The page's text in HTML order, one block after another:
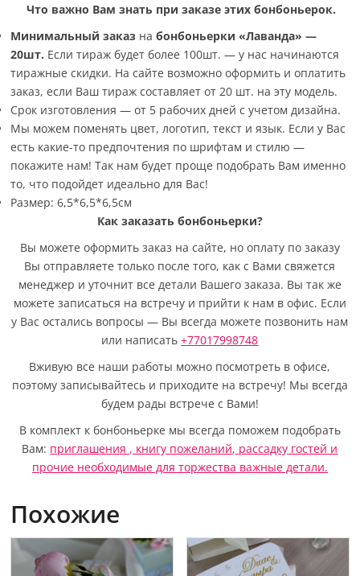
Что важно Вам знать при заказе этих бонбоньерок.
Минимальный заказ набонбоньерки «Лаванда» —
20шт. Если тираж будет более 100шт. — у нас начинаются
тиражные скидки. На сайте возможно оформить и оплатить
заказ, если Ваш тираж составляет от 20 шт. на эту модель.
Срок изготовления — от 5 рабочих дней с учетом дизайна.
Мы можем поменять цвет, логотип, текст и язык. Если у Вас
есть какие-то предпочтения по шрифтам и стилю —
покажите нам! Так нам будет проще подобрать Вам именно
то, что подойдет идеально для Вас!
Размер: 6,5*6,5*6,5см
Как заказать бонбоньерки?
Вы можете оформить заказ на сайте, но оплату по заказу
Вы отправляете только после того, как с Вами свяжется
менеджер и уточнит все детали Вашего заказа. Вы так же
можете записаться на встречу и прийти к нам в офис. Если
у Вас остались вопросы — Вы всегда можете позвонить нам
или написать+77017998748
Вживую все наши работы можно посмотреть в офисе,
поэтому записывайтесь и приходите на встречу! Мы всегда
будем рады встрече с Вами!
В комплект к бонбоньерке мы всегда поможем подобрать
Вам: приглашения , книгу пожеланий, рассадку гостей и
прочие необходимые для торжества важные детали.
Похожие